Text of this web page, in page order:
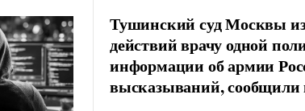
Тушинский суд Москвы
действий врачу одной
информации об армии
высказываний, сообщили